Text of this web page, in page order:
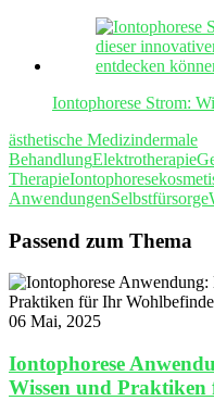
Iontophorese Strom:
ästhetische Medizindermale
BehandlungElektrotherapie
TherapieIontophorese
AnwendungenSelbstfürsorge
Passend zum Thema
06 Mai, 2025
Iontophorese
Wissen und